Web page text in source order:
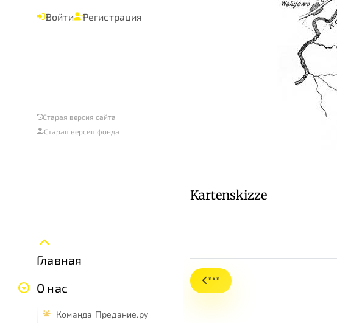
Войти Регистрация
Старая версия сайта
Старая версия фонда
Главная
О нас
Команда Предание.ру
Kartenskizze
***